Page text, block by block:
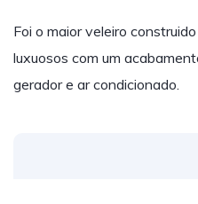
Foi o maior veleiro
luxuosos com um
gerador e ar condicionado.